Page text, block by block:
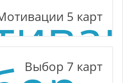
5 карт
Выбор 7 карт